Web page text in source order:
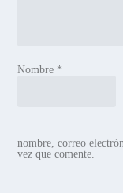
Nombre *
nombre, correo
vez que comente.